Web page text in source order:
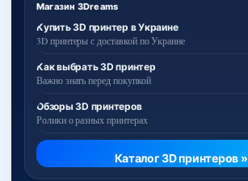
Магазин 3Dreams
Купить 3D принтер в Украине
3D принтеры с доставкой по Украине
Как выбрать 3D принтер
Важно знать перед покупкой
Обзоры 3D принтеров
Ролики о разных принтерах
Каталог 3D принтеров »